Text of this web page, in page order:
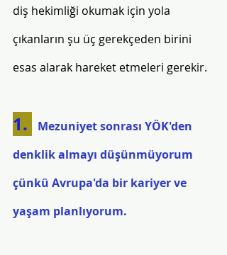
diş hekimliği okumak için yola
çıkanların şu üç gerekçeden birini
esas alarak hareket etmeleri gerekir.
1.
Mezuniyet sonrası YÖK'den
denklik almayı düşünmüyorum
çünkü Avrupa'da bir kariyer ve
yaşam planlıyorum.